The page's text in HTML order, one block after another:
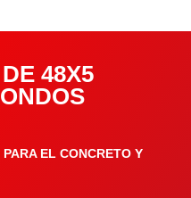
48X5
EL CONCRETO Y